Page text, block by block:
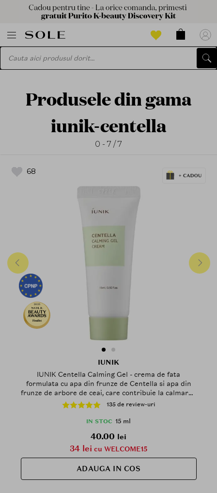
Produsele din gama
iunik-centella
0 - 7 / 7
68
2025
Finalist
IUNIK
IUNIK Centella Calming Gel - crema de fata
formulata cu apa din frunze de Centella si apa din
frunze de arbore de ceai, care contribuie la calmarea
pielii sensibile si la ameliorarea pielii stresate sau
predispusa la acnee - 15 ml
135 de review-uri
IN STOC 15 ml
40.00 lei
34 lei cu WELCOME15
ADAUGA IN COS